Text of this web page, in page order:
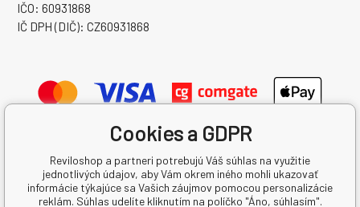
IČO: 60931868
IČ DPH (DIČ): CZ60931868
Cookies a GDPR
Reviloshop a partneri potrebujú Váš súhlas na využitie
jednotlivých údajov, aby Vám okrem iného mohli ukazovať
informácie týkajúce sa Vašich záujmov pomocou personalizácie
reklám. Súhlas udelíte kliknutím na políčko "Áno, súhlasím".